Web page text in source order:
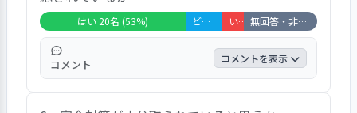
しい」「おやつに幼児向けでない物が出され
る。給食（パン）でもチョコが塗られる（選
択肢）」と、記されていた。
い」「すぐに感染症のリスクと言って、社会
との交流を無くしているが、コロナも落ち着
いてきているので、社会との交流をもってほ
しい」「園庭遊びが多く、あまり外へ行って
いない」「異年齢での戸外遊びや広くない園
はい 20名 (53%) どちらともいえない 5名 (13%) いいえ 3名 (8%) 無回答・非該当 10名 (26%)
コメント コメントを表示
「はい」が５３％、「どちらとも言えない」